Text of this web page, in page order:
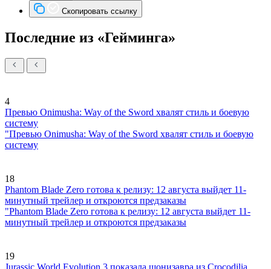
Скопировать ссылку
Последние из «Гейминга»
4
Превью Onimusha: Way of the Sword хвалят стиль и боевую
систему
"Превью Onimusha: Way of the Sword хвалят стиль и боевую
систему
18
Phantom Blade Zero готова к релизу: 12 августа выйдет 11-
минутный трейлер и откроются предзаказы
"Phantom Blade Zero готова к релизу: 12 августа выйдет 11-
минутный трейлер и откроются предзаказы
19
Jurassic World Evolution 3 показала шонизавра из Crocodilia